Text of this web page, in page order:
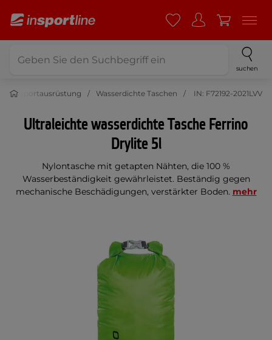
suchen
Wasserdichte Taschen IN: F72192-2021LVV
Ultraleichte wasserdichte Tasche Ferrino
Drylite 5l
Nylontasche mit getapten Nähten, die 100 %
Wasserbeständigkeit gewährleistet. Beständig gegen
mechanische Beschädigungen, verstärkter Boden. mehr